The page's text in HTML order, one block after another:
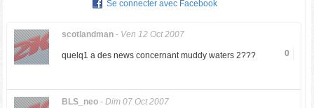
Se connecter avec Facebook
scotlandman- Ven 12 Oct 2007
0
quelq1 a des news concernant muddy waters 2???
BLS_neo- Dim 07 Oct 2007